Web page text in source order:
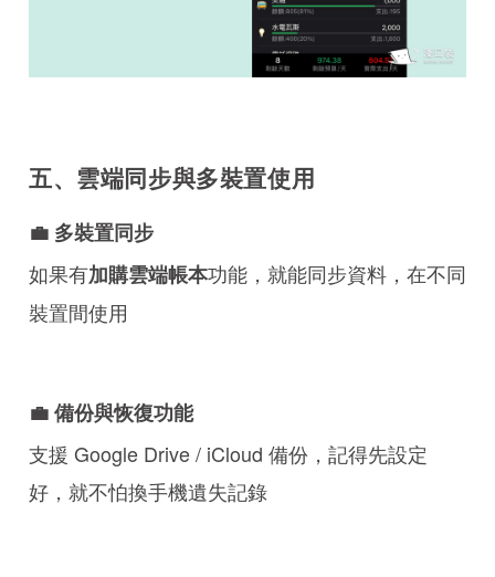
五、雲端同步與多裝置使用
💼 多裝置同步
如果有加購雲端帳本功能，就能同步資料，在不同
裝置間使用
💼 備份與恢復功能
支援 Google Drive / iCloud 備份，記得先設定
好，就不怕換手機遺失記錄